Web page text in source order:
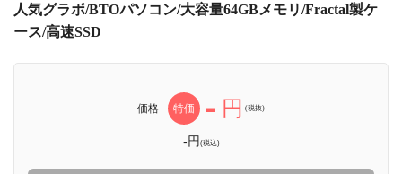
人気グラボ/BTOパソコン/大容量64GBメモリ/Fractal製ケ
ース/高速SSD
価格 特価 - 円 (税抜)
-円(税込)